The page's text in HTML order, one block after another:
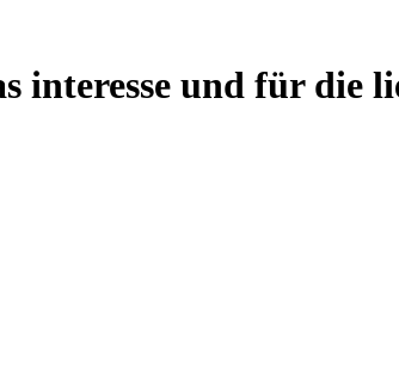
interesse und für die